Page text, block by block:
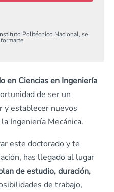
Politécnico Nacional, se
en Ciencias en Ingeniería
de ser un
y establecer nuevos
Ingeniería Mecánica.
este doctorado y te
has llegado al lugar
de estudio, duración,
de trabajo,